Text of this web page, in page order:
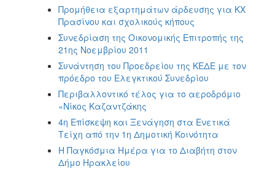
Προμήθεια εξαρτημάτων άρδευσης για ΚΧ
Πρασίνου και σχολικούς κήπους
Συνεδρίαση της Οικονομικής Επιτροπής της
21ης Νοεμβρίου 2011
Συνάντηση του Προεδρείου της ΚΕΔΕ με τον
πρόεδρο του Ελεγκτικού Συνεδρίου
Περιβαλλοντικό τέλος για το αεροδρόμιο
«Νίκος Καζαντζάκης
4η Επίσκεψη και Ξενάγηση στα Ενετικά
Τείχη από την 1η Δημοτική Κοινότητα
Η Παγκόσμια Ημέρα για το Διαβήτη στον
Δήμο Ηρακλείου